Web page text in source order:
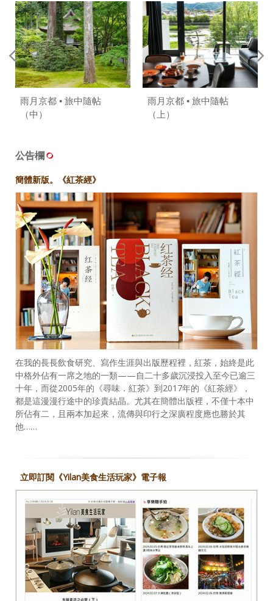
雨月京都 • 旅中隨帖
（中）
雨月京都 • 旅中隨帖
（上）
公告欄
簡體新版。《紅茶經》
在我的長長飲食研究、寫作生涯與出版歷程裡，紅茶，始終是此
中格外佔有一席之地的一類——自二十多歲沉浸投入至今已逾三
十年，而從2005年的《尋味．紅茶》到2017年的《紅茶經》，
都是這漫漫行途中的珍貴結晶。尤其在簡體出版裡，不僅十本中
所佔有二，且兩本加起來，流傳與印行之深廣程度應也勝於其
他……
立即訂閱《Yilan美食生活玩家》電子報